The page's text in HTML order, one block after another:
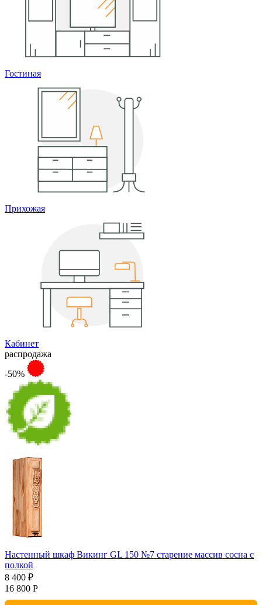
Гостиная
Прихожая
Кабинет
распродажа
-50%
Настенный шкаф Викинг GL 150 №7 старение массив сосна с
полкой
8 400 ₽
16 800 Р